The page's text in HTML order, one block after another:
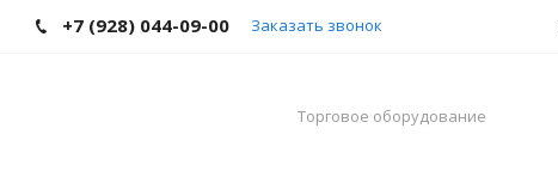
+7 (928) 044-09-00 Заказать звонок
Торговое оборудование